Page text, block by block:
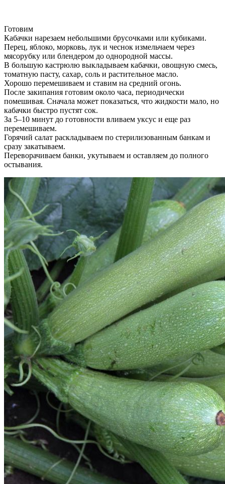
Готовим
Кабачки нарезаем небольшими брусочками или кубиками.
Перец, яблоко, морковь, лук и чеснок измельчаем через
мясорубку или блендером до однородной массы.
В большую кастрюлю выкладываем кабачки, овощную смесь,
томатную пасту, сахар, соль и растительное масло.
Хорошо перемешиваем и ставим на средний огонь.
После закипания готовим около часа, периодически
помешивая. Сначала может показаться, что жидкости мало, но
кабачки быстро пустят сок.
За 5–10 минут до готовности вливаем уксус и еще раз
перемешиваем.
Горячий салат раскладываем по стерилизованным банкам и
сразу закатываем.
Переворачиваем банки, укутываем и оставляем до полного
остывания.